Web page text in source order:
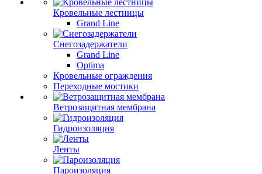
Кровельные лестницы
Grand Line
Снегозадержатели
Grand Line
Optima
Кровельные ограждения
Переходные мостики
Ветрозащитная мембрана
Гидроизоляция
Ленты
Пароизоляция